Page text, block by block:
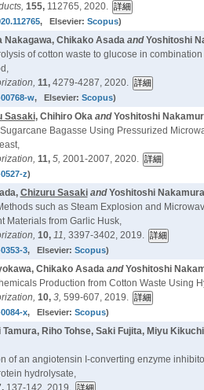
155, 112765, 2020.
, Elsevier: Scopus)
Nakagawa, Chikako AsadaandYoshitoshi
of cotton waste to glucose in
11, 4279-4287, 2020.
w, Elsevier: Scopus)
Sasaki, Chihiro OkaandYoshitoshi
Bagasse Using Pressurized
11, 5, 2001-2007, 2020.
z)
Chizuru SasakiandYoshitoshi
such as Steam Explosion and
Materials from Garlic Husk,
10, 11, 3397-3402, 2019.
3, Elsevier: Scopus)
Chikako AsadaandYoshitoshi
Production from Cotton Waste Using
10, 3, 599-607, 2019.
x, Elsevier: Scopus)
Tamura, Riho Tohse, Saki Fujita, Miyu
of an angiotensin I-converting enzyme
hydrolysate,
137-142, 2019.